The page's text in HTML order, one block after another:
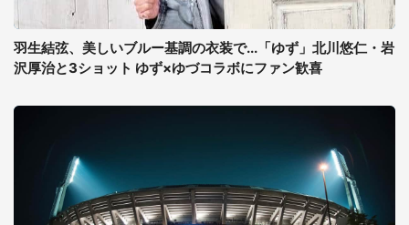
羽生結弦、美しいブルー基調の衣装で...「ゆず」北川悠仁・岩
沢厚治と3ショット ゆず×ゆづコラボにファン歓喜